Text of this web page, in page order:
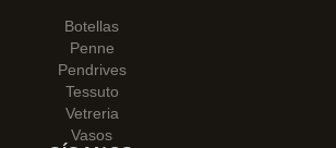
Botellas
Penne
Pendrives
Tessuto
Vetreria
Vasos